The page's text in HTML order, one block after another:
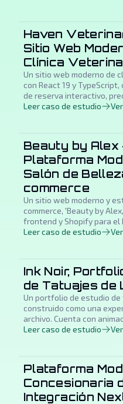
Haven
Sitio Web
Clínica
Un sitio web moderno de
con React 19 y
de reserva interactivo,
perfiles de equipo, FAQ
Leer caso de estudio
Beauty by Alex
Plataforma
Salón de
commerce
Un sitio web moderno y
commerce, 'Beauty by
frontend y Shopify para el
funcionalidades
para operar un negocio
Leer caso de estudio
Ink Noir,
de Tatuajes de
Un portfolio de estudio
construido como una
archivo. Cuenta con
smooth scrolling,
Leer caso de estudio
Plataforma
Concesionaria
Integración